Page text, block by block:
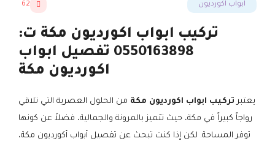
ابواب اكورديون 62
تركيب ابواب اكورديون مكة ت:
0550163898 تفصيل ابواب
اكورديون مكة
يعتبر تركيب ابواب اكورديون مكة من الحلول العصرية التي تلاقي
رواجاً كبيراً في مكة، حيث تتميز بالمرونة والجمالية، فضلاً عن كونها
توفر المساحة. لكن إذا كنت تبحث عن تفصيل أبواب أكورديون مكة،